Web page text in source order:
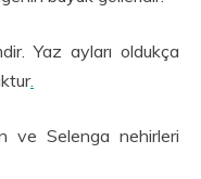
Yaz ayları oldukça
.
ve Selenga nehirleri